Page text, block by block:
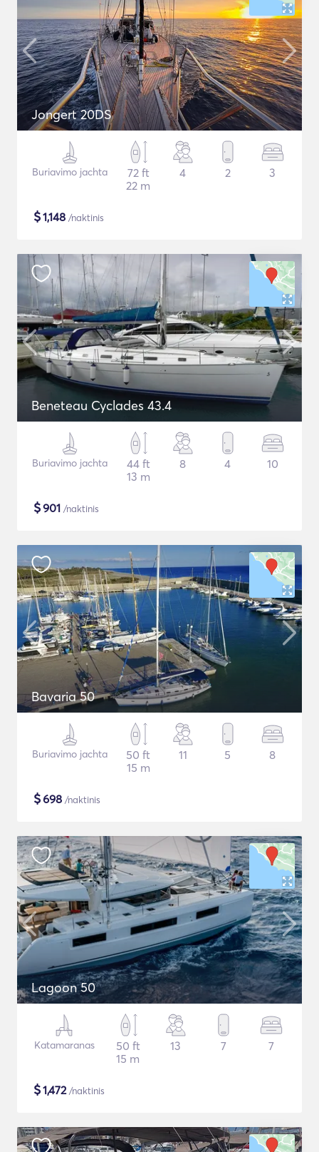
Jongert 20DS
Buriavimo jachta
72 ft
22 m
4 2 3
$1,148 /naktinis
Beneteau Cyclades 43.4
Buriavimo jachta
44 ft
13 m
8 4 10
$901 /naktinis
Bavaria 50
Buriavimo jachta
50 ft
15 m
11 5 8
$698 /naktinis
Lagoon 50
Katamaranas
50 ft
15 m
13 7 7
$1,472/naktinis